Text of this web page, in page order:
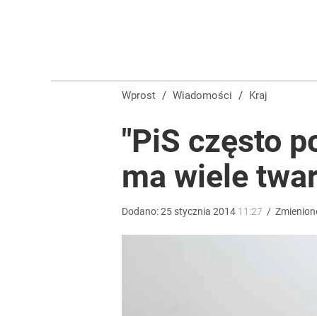
Dlaczego Andrzej Duda się nie udziela? Były
Zmiana przed wyborami w Krakowie. Kandydatka
Wprost / Wiadomości / Kraj
"PiS często
ma wiele
Dodano:25 stycznia 2014 11:27 /